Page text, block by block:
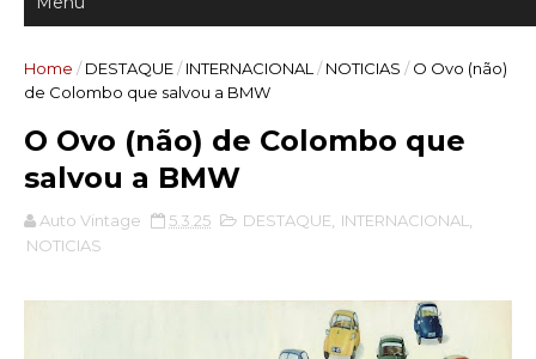
Home / DESTAQUE/ INTERNACIONAL / NOTICIAS / O Ovo (não)
de Colombo que salvou a BMW
O Ovo (não) de Colombo que
salvou a BMW
Auto Vintage 5.3.25 DESTAQUE INTERNACIONAL
NOTICIAS